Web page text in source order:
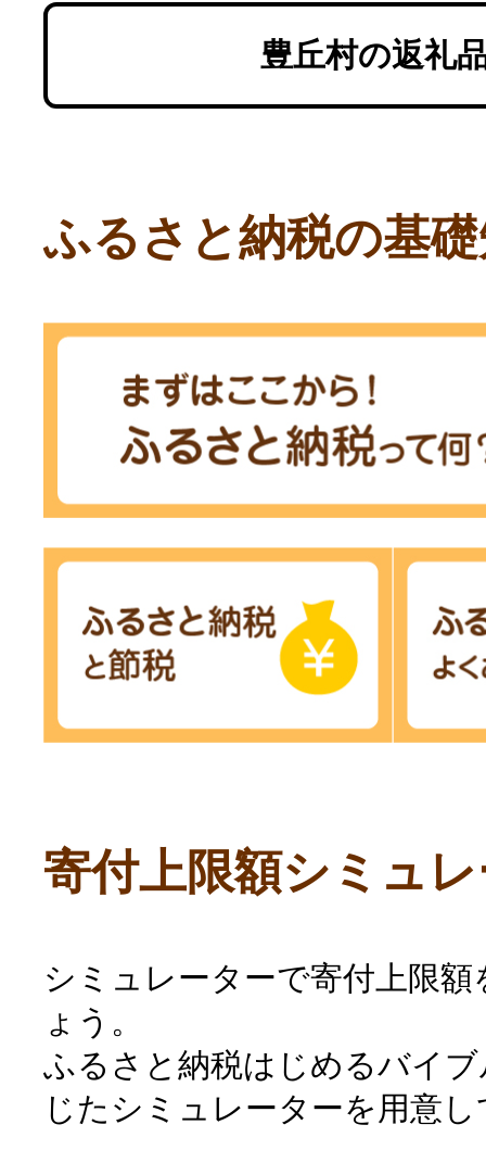
豊丘村の返礼
ふるさと納税の基
寄付上限額シミュ
シミュレーターで寄付上限
ょう。
ふるさと納税はじめるバイ
じたシミュレーターを用意